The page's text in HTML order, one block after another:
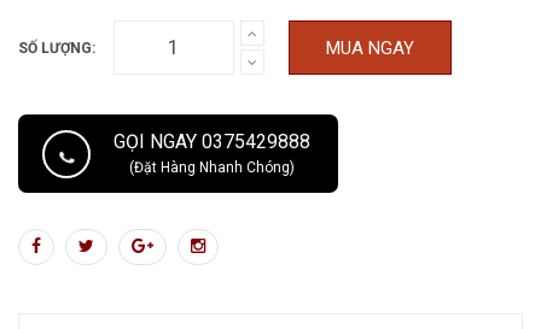
SỐ LƯỢNG: MUA NGAY
GỌI NGAY 0375429888
(Đặt Hàng Nhanh Chóng)